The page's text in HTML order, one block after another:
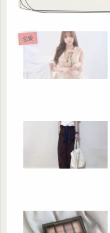
恋愛